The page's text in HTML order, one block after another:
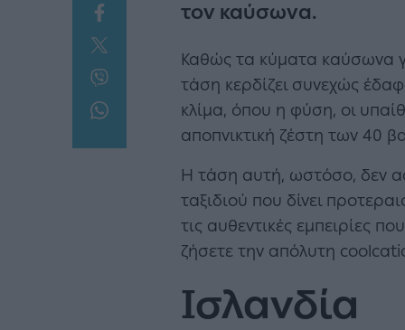
τον καύσωνα.
Καθώς τα κύματα καύσωνα
τάση κερδίζει συνεχώς
κλίμα, όπου η φύση, οι
αποπνικτική ζέστη των 40
Η τάση αυτή, ωστόσο, δεν
ταξιδιού που δίνει
τις αυθεντικές εμπειρίες
ζήσετε την απόλυτη
Ισλανδία